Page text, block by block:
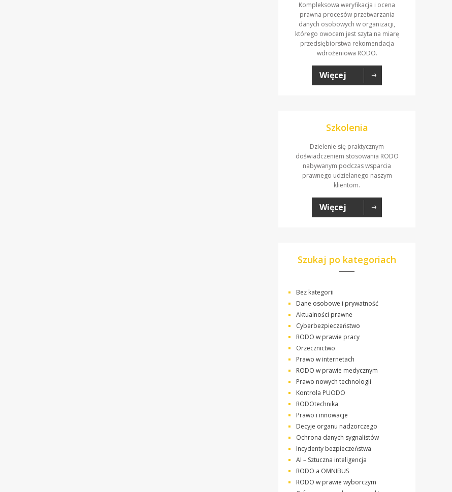
Kompleksowa weryfikacja i ocena
prawna procesów przetwarzania
danych osobowych w organizacji,
którego owocem jest szyta na miarę
przedsiębiorstwa rekomendacja
wdrożeniowa RODO.
Więcej
Szkolenia
Dzielenie się praktycznym
doświadczeniem stosowania RODO
nabywanym podczas wsparcia
prawnego udzielanego naszym
klientom.
Więcej
Szukaj po kategoriach
Bez kategorii
Dane osobowe i prywatność
Aktualności prawne
Cyberbezpieczeństwo
RODO w prawie pracy
Orzecznictwo
Prawo w internetach
RODO w prawie medycznym
Prawo nowych technologii
Kontrola PUODO
RODOtechnika
Prawo i innowacje
Decyje organu nadzorczego
Ochrona danych sygnalistów
Incydenty bezpieczeństwa
AI – Sztuczna inteligencja
RODO a OMNIBUS
RODO w prawie wyborczym